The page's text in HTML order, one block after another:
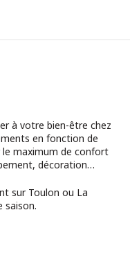
à votre bien-être chez
en fonction de
maximum de confort
décoration…
sur Toulon ou La
saison.